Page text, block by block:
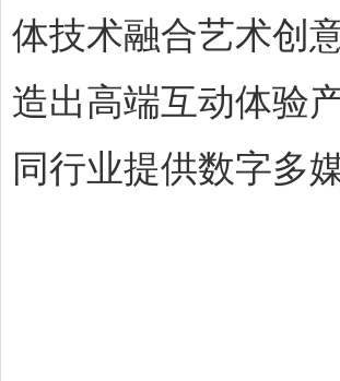
体技术融合艺术创
造出高端互动体验
同行业提供数字多